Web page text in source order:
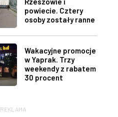
powiecie. Cztery
osoby zostały ranne
Wakacyjne promocje
w Yaprak. Trzy
weekendy z rabatem
30 procent
REKLAMA